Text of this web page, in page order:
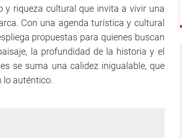
y riqueza cultural que invita a vivir una
Con una agenda turística y cultural
propuestas para quienes buscan
la profundidad de la historia y el
se suma una calidez inigualable, que
lo auténtico.